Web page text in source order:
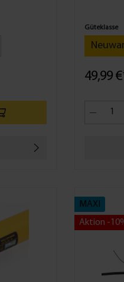
Güteklasse
49,99
MAXI
Aktion -